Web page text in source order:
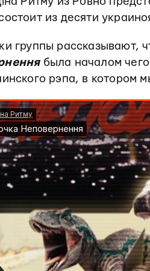
из десяти
группы рассказывают,
была началом
рэпа, в котором